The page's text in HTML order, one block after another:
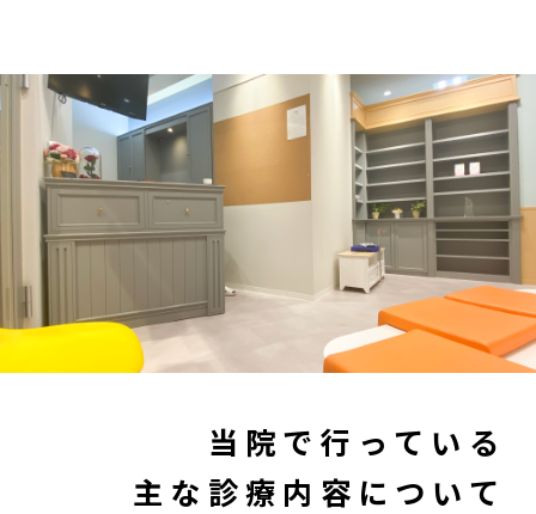
当院で行っている
主な診療内容について